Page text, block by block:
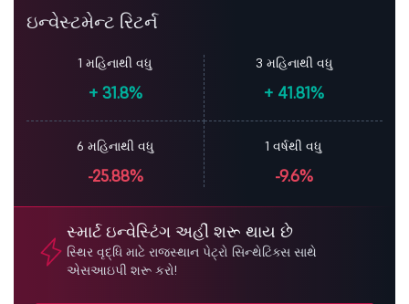
ઇન્વેસ્ટમેન્ટ રિટર્ન
1 મહિનાથી વધુ
+31.8%
3 મહિનાથી વધુ
+41.81%
6 મહિનાથી વધુ
-25.88%
1 વર્ષથી વધુ
-9.6%
સ્માર્ટ ઇન્વેસ્ટિંગ અહીં શરૂ થાય છે
સ્થિર વૃદ્ધિ માટે રાજસ્થાન પેટ્રો સિન્થેટિક્સ સાથે
એસઆઇપી શરૂ કરો!